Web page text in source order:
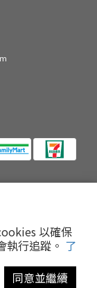
以確保
執行追蹤。 了
同意並繼續